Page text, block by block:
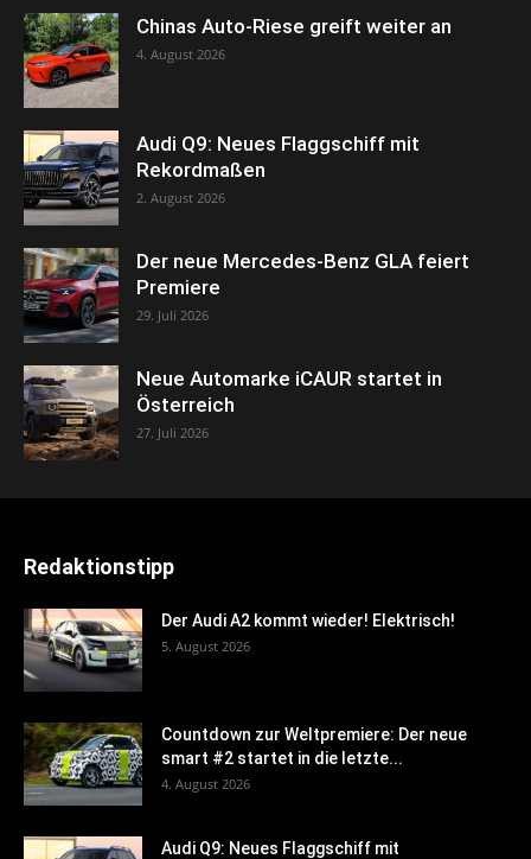
Chinas Auto-Riese greift weiter an
4. August 2026
Audi Q9: Neues Flaggschiff mit
Rekordmaßen
2. August 2026
Der neue Mercedes-Benz GLA feiert
Premiere
29. Juli 2026
Neue Automarke iCAUR startet in
Österreich
27. Juli 2026
Redaktionstipp
Der Audi A2 kommt wieder! Elektrisch!
5. August 2026
Countdown zur Weltpremiere: Der neue
smart #2 startet in die letzte...
4. August 2026
Audi Q9: Neues Flaggschiff mit